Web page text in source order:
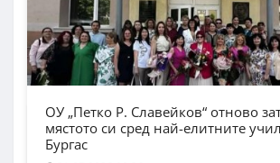
ОУ „Петко Р. Славейков“ отново
мястото си сред най-елитните
Бургас